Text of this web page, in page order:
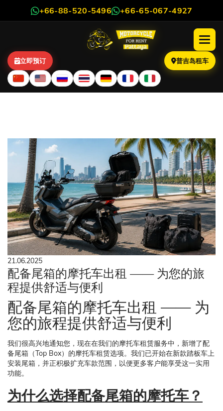
+66-88-520-5496 +66-65-067-4927
立即预订 普吉岛租车
21.06.2025
配备尾箱的摩托车出租 —— 为您的旅
程提供舒适与便利
配备尾箱的摩托车出租 —— 为
您的旅程提供舒适与便利
我们很高兴地通知您，现在在我们的摩托车租赁服务中，新增了配
备尾箱（Top Box）的摩托车租赁选项。我们已开始在新款踏板车上
安装尾箱，并正积极扩充车款范围，以便更多客户能享受这一实用
功能。
为什么选择配备尾箱的摩托车？